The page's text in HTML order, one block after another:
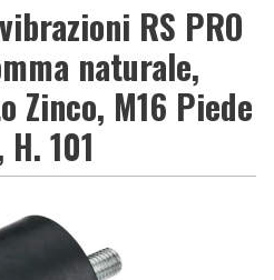
RS PRO
naturale,
Zinco, M16 Piede
101